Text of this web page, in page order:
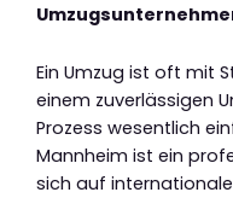
Ein Umzug ist oft mit
einem zuverlässigen
Prozess wesentlich
Mannheim ist ein
sich auf